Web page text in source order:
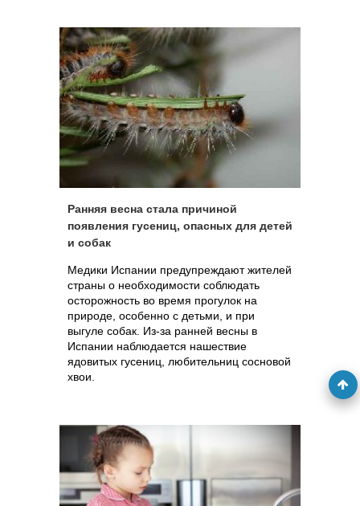
Ранняя весна стала причиной
появления гусениц, опасных для детей
и собак
Медики Испании предупреждают жителей
страны о необходимости соблюдать
осторожность во время прогулок на
природе, особенно с детьми, и при
выгуле собак. Из-за ранней весны в
Испании наблюдается нашествие
ядовитых гусениц, любительниц сосновой
хвои.